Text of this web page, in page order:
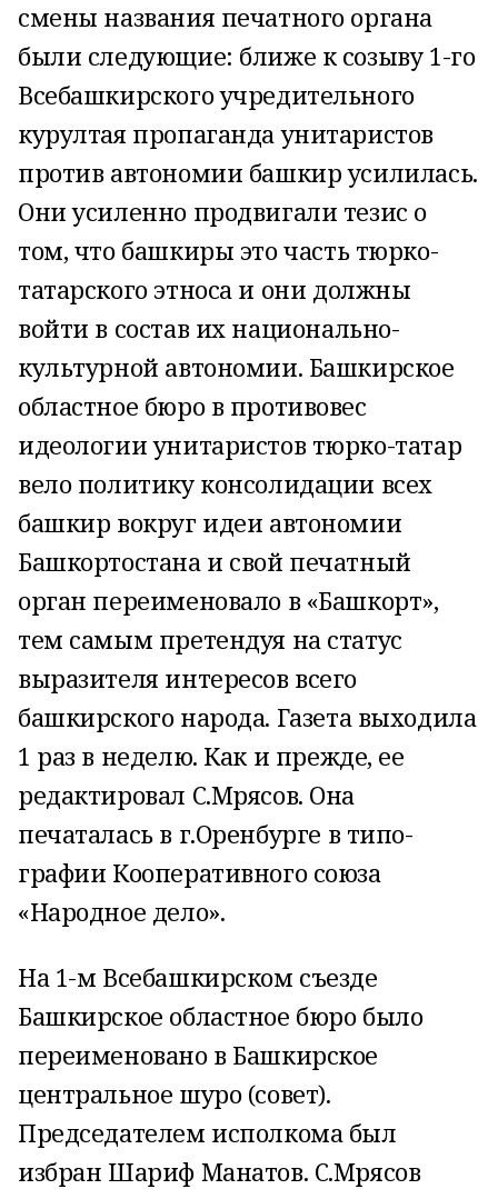
смены названия печатного органа
были следующие: ближе к со­зыву 1-го
Всебашкирского учредительного
курултая пропаганда унитаристов
против автономии башкир усилилась.
Они усиленно продвигали тезис о
том, что башкиры это часть тюрко-
татарского этноса и они должны
войти в со­став их национально-
культурной автономии. Башкирское
областное бюро в противовес
идеологии унитаристов тюрко-татар
вело политику консолидации всех
башкир вокруг идеи автономии
Башкортостана и свой печатный
орган переименовало в «Башкорт»,
тем самым претендуя на статус
выразителя интересов всего
башкирского народа. Газета выходила
1 раз в неделю. Как и прежде, ее
редактировал С.Мрясов. Она
печаталась в г.Оренбурге в типо­
графии Кооперативного союза
«Народное дело».
На 1-м Всебашкирском съезде
Башкирское областное бюро было
переименовано в Башкирское
центральное шуро (совет).
Председателем ис­полкома был
избран Шариф Манатов. С.Мрясов